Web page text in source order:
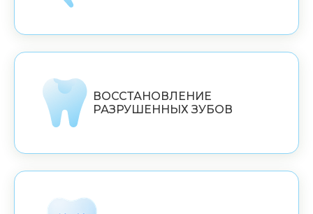
ВОССТАНОВЛЕНИЕ
РАЗРУШЕННЫХ ЗУБОВ